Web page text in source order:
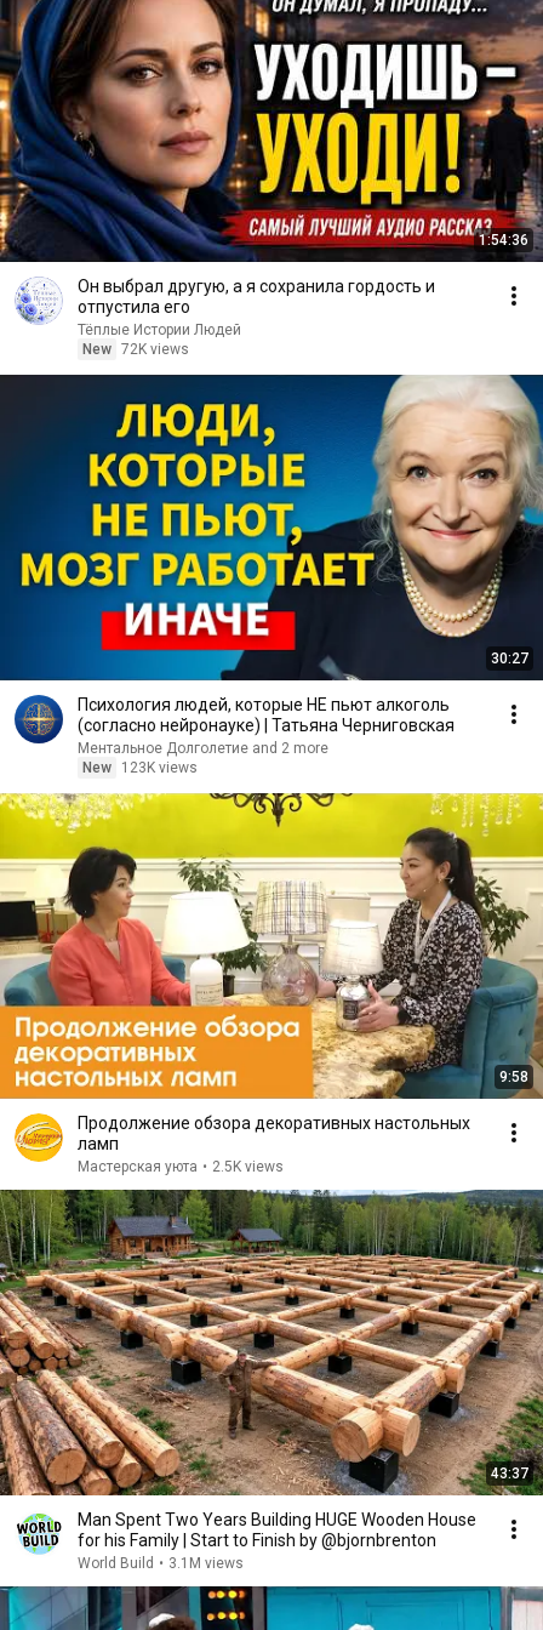
1:54:36
Он выбрал другую, а я сохранила гордость и
отпустила его
Тёплые Истории Людей
New 72K views
30:27
Психология людей, которые НЕ пьют алкоголь
(согласно нейронауке) | Татьяна Черниговская
Ментальное Долголетие and 2 more
New
123K views
9:58
Продолжение обзора декоративных настольных
ламп
Мастерская уюта • 2.5K views
43:37
Man Spent Two Years Building HUGE Wooden House
for his Family | Start to Finish by @bjornbrenton
World Build • 3.1M views